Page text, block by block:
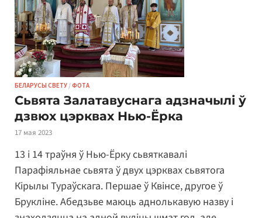
БЕЛАРУСЫ СВЕТУ /ФОТА
Сьвята Залатавуснага адзначылі ў
дзвюх цэрквах Нью-Ёрка
17 мая 2023
13 і 14 траўня ў Нью-Ёрку сьвяткавалі
Парафіяльнае сьвята ў двух цэрквах сьвятога
Кірылы Тураўскага. Першае ў Квінсе, другое ў
Брукліне. Абедзьве маюць аднолькавую назву і